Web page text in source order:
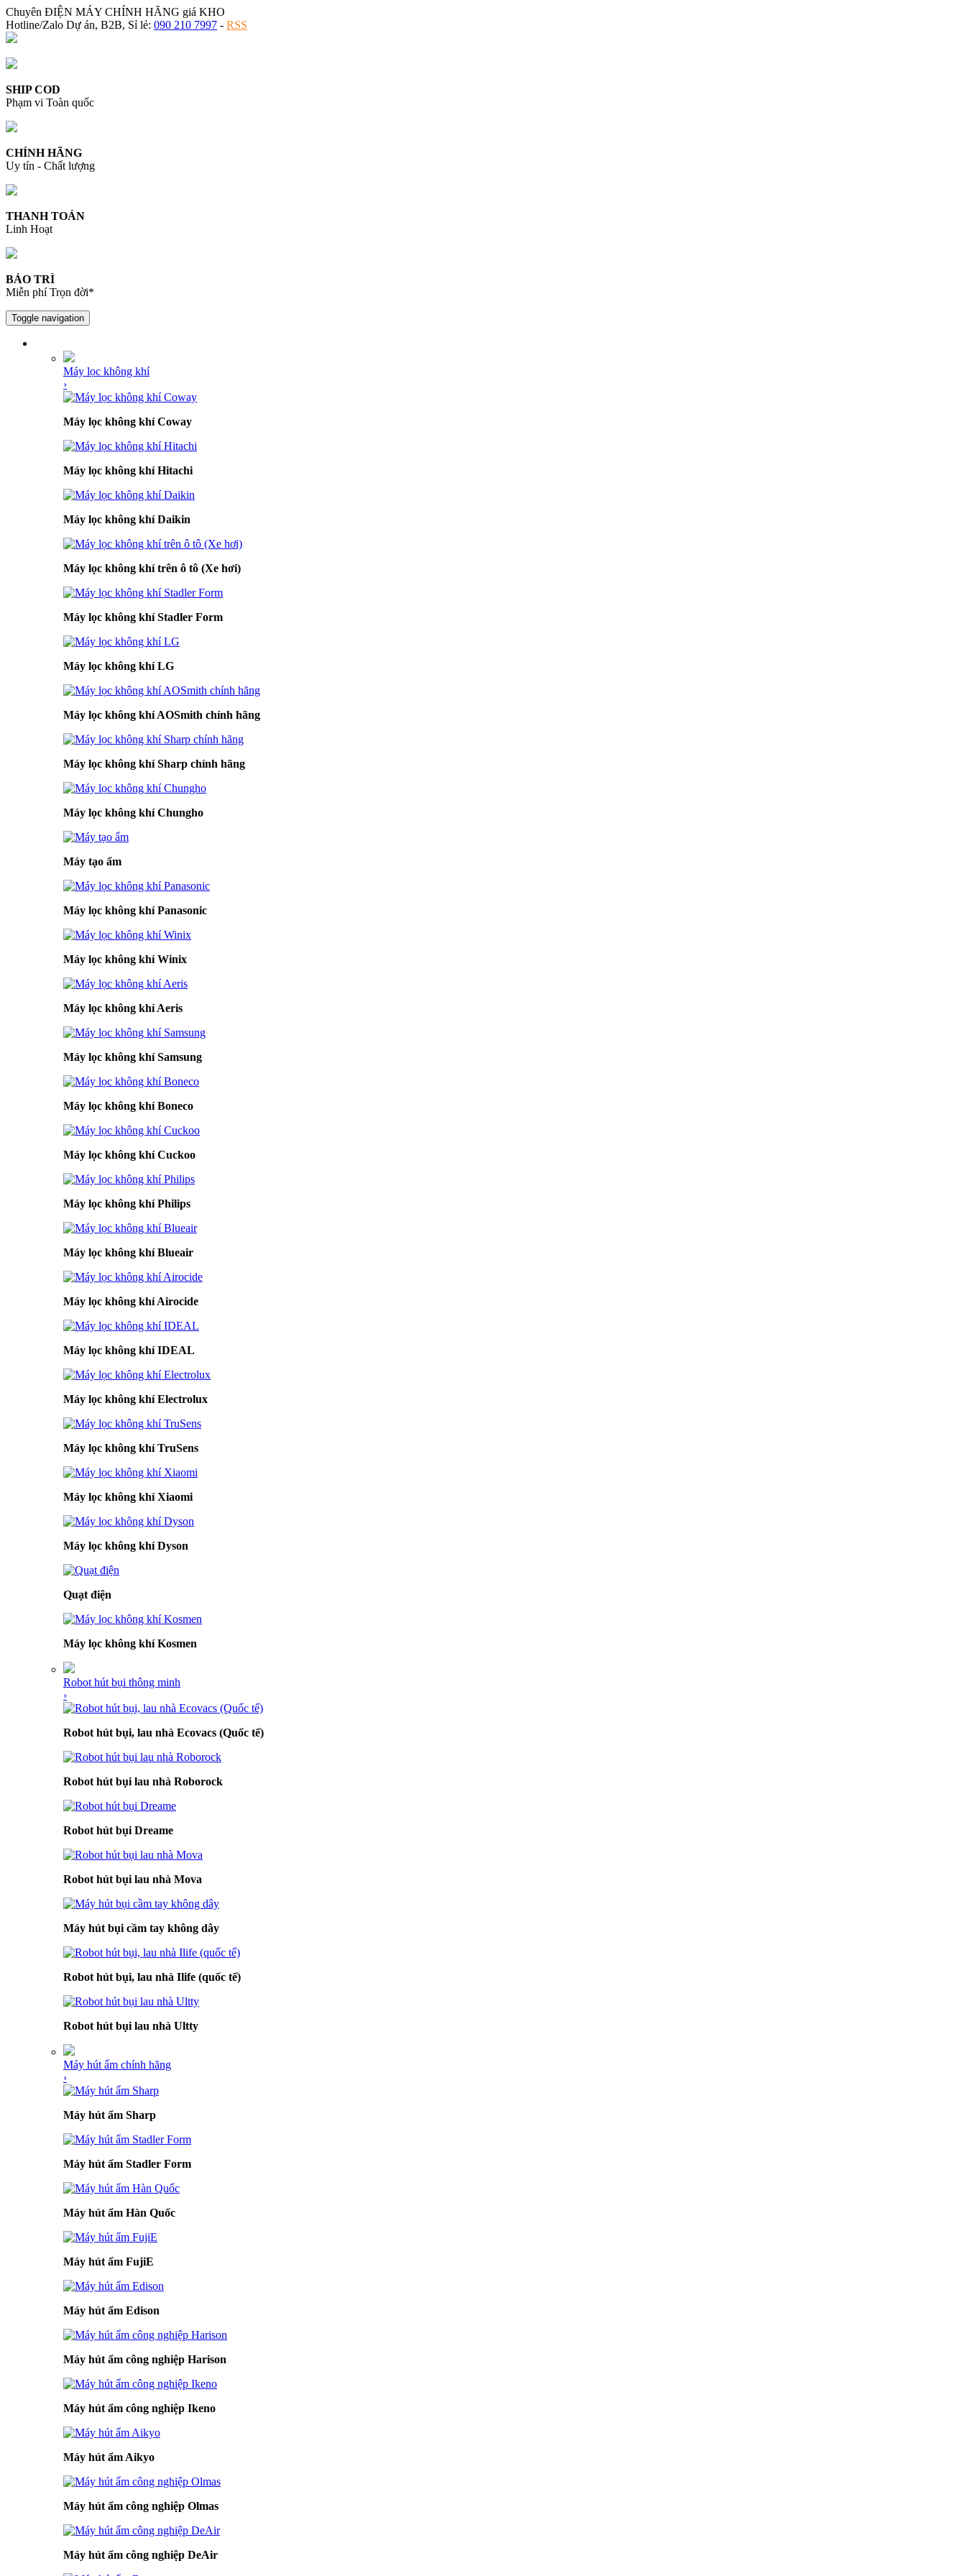
Chuyên ĐIỆN MÁY CHÍNH HÃNG giá KHO
Hotline/Zalo Dự án, B2B, Sỉ lẻ: 090 210 7997 - RSS
SHIP COD
Phạm vi Toàn quốc
CHÍNH HÃNG
Uy tín - Chất lượng
THANH TOÁN
Linh Hoạt
BẢO TRÌ
Miễn phí Trọn đời*
Toggle navigation
Máy lọc không khí
›
Máy lọc không khí Coway
Máy lọc không khí Hitachi
Máy lọc không khí Daikin
Máy lọc không khí trên ô tô (Xe hơi)
Máy lọc không khí Stadler Form
Máy lọc không khí LG
Máy lọc không khí AOSmith chính hãng
Máy lọc không khí Sharp chính hãng
Máy lọc không khí Chungho
Máy tạo ẩm
Máy lọc không khí Panasonic
Máy lọc không khí Winix
Máy lọc không khí Aeris
Máy lọc không khí Samsung
Máy lọc không khí Boneco
Máy lọc không khí Cuckoo
Máy lọc không khí Philips
Máy lọc không khí Blueair
Máy lọc không khí Airocide
Máy lọc không khí IDEAL
Máy lọc không khí Electrolux
Máy lọc không khí TruSens
Máy lọc không khí Xiaomi
Máy lọc không khí Dyson
Quạt điện
Máy lọc không khí Kosmen
Robot hút bụi thông minh
›
Robot hút bụi, lau nhà Ecovacs (Quốc tế)
Robot hút bụi lau nhà Roborock
Robot hút bụi Dreame
Robot hút bụi lau nhà Mova
Máy hút bụi cầm tay không dây
Robot hút bụi, lau nhà Ilife (quốc tế)
Robot hút bụi lau nhà Ultty
Máy hút ẩm chính hãng
›
Máy hút ẩm Sharp
Máy hút ẩm Stadler Form
Máy hút ẩm Hàn Quốc
Máy hút ẩm FujiE
Máy hút ẩm Edison
Máy hút ẩm công nghiệp Harison
Máy hút ẩm công nghiệp Ikeno
Máy hút ẩm Aikyo
Máy hút ẩm công nghiệp Olmas
Máy hút ẩm công nghiệp DeAir